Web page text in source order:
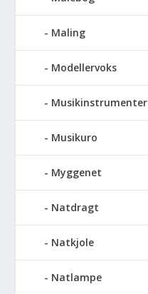
Maling
Modellervoks
Musikinstrumenter
Musikuro
Myggenet
Natdragt
Natkjole
Natlampe